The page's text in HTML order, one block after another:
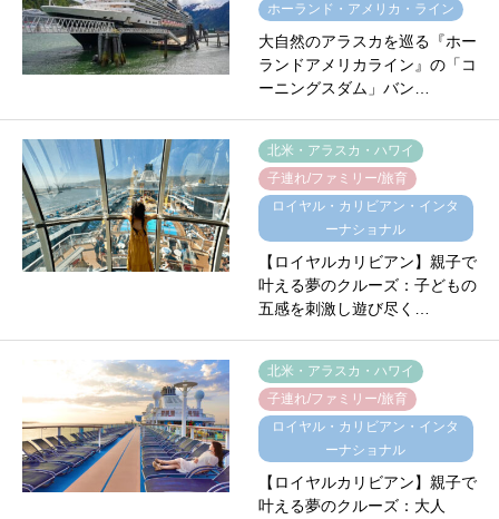
ホーランド・アメリカ・ライン
大自然のアラスカを巡る『ホー
ランドアメリカライン』の「コ
ーニングスダム」バン…
北米・アラスカ・ハワイ
子連れ/ファミリー/旅育
ロイヤル・カリビアン・インタ
ーナショナル
【ロイヤルカリビアン】親子で
叶える夢のクルーズ：子どもの
五感を刺激し遊び尽く…
北米・アラスカ・ハワイ
子連れ/ファミリー/旅育
ロイヤル・カリビアン・インタ
ーナショナル
【ロイヤルカリビアン】親子で
叶える夢のクルーズ：大人